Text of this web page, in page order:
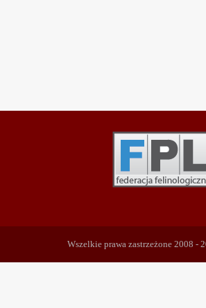
Wszelkie prawa zastrzeżone 2008 -